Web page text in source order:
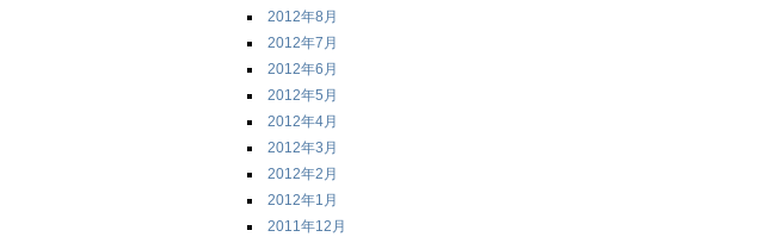
2012年8月
2012年7月
2012年6月
2012年5月
2012年4月
2012年3月
2012年2月
2012年1月
2011年12月